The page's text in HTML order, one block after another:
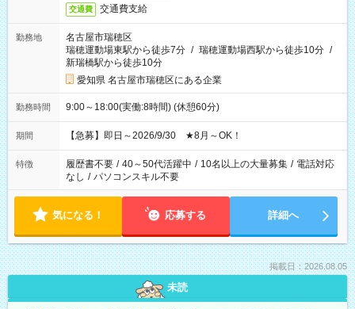
交通費 交通費支給
勤務地
名古屋市瑞穂区
瑞穂運動場東駅から徒歩7分 / 瑞穂運動場西駅から徒歩10分 /
新瑞橋駅から徒歩10分
愛知県 名古屋市瑞穂区にある企業
勤務時間 9:00～18:00(実働:8時間) (休憩60分)
期間 【急募】即日～2026/9/30 ★8月～OK！
特徴 履歴書不要 / 40～50代活躍中 / 10名以上の大量募集 / 電話対応
なし / パソコンスキル不要
気になる！ 応募する 詳細へ
掲載日：2026.08.05
未読